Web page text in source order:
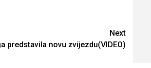
Next
predstavila novu zvijezdu(VIDEO)